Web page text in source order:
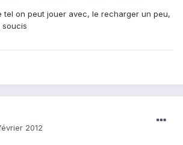
tel on peut jouer avec, le recharger un peu,
soucis
2012